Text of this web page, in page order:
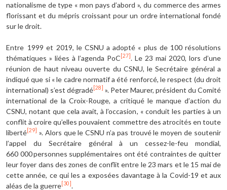
nationalisme de type « mon pays d’abord », du commerce des armes
florissant et du mépris croissant pour un ordre international fondé
sur le droit.
Entre 1999 et 2019, le CSNU a adopté « plus de 100 résolutions
thématiques » liées à l’agenda PoC [27] . Le 23 mai 2020, lors d’une
réunion de haut niveau ouverte du CSNU, le Secrétaire général a
indiqué que si « le cadre normatif a été renforcé, le respect (du droit
international) s’est dégradé [28]
». Peter Maurer, président du Comité
international de la Croix-Rouge, a critiqué le manque d’action du
CSNU, notant que cela avait, à l’occasion, « conduit les parties à un
conflit à croire qu’elles pouvaient commettre des atrocités en toute
liberté [29]
». Alors que le CSNU n’a pas trouvé le moyen de soutenir
l’appel du Secrétaire général à un cessez-le-feu mondial,
660 000 personnes supplémentaires ont été contraintes de quitter
leur foyer dans des zones de conflit entre le 23 mars et le 15 mai de
cette année, ce qui les a exposées davantage à la Covid-19 et aux
aléas de la guerre [30] .